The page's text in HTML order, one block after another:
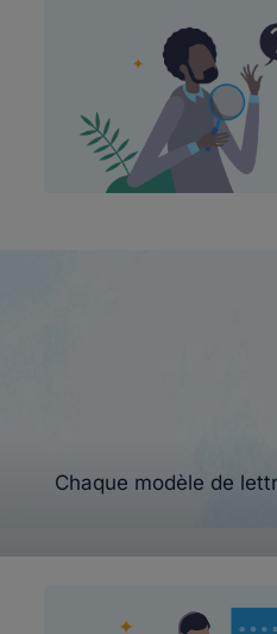
Chaque modèle de